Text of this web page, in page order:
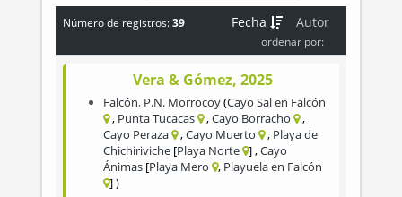
Número de registros:39 Autor
Fecha
ordenar por:
Vera & Gómez, 2025
Falcón, P.N. Morrocoy Cayo Sal en Falcón
Punta Tucacas
Cayo Borracho
Cayo Peraza
Cayo Muerto
Playa de
Chichiriviche Playa Norte
Cayo
Ánimas Playa Mero Playuela en Falcón